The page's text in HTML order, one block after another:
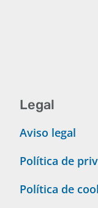
Legal
Aviso legal
Política de
Política de